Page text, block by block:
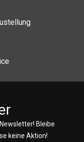
Bleibe
keine Aktion!